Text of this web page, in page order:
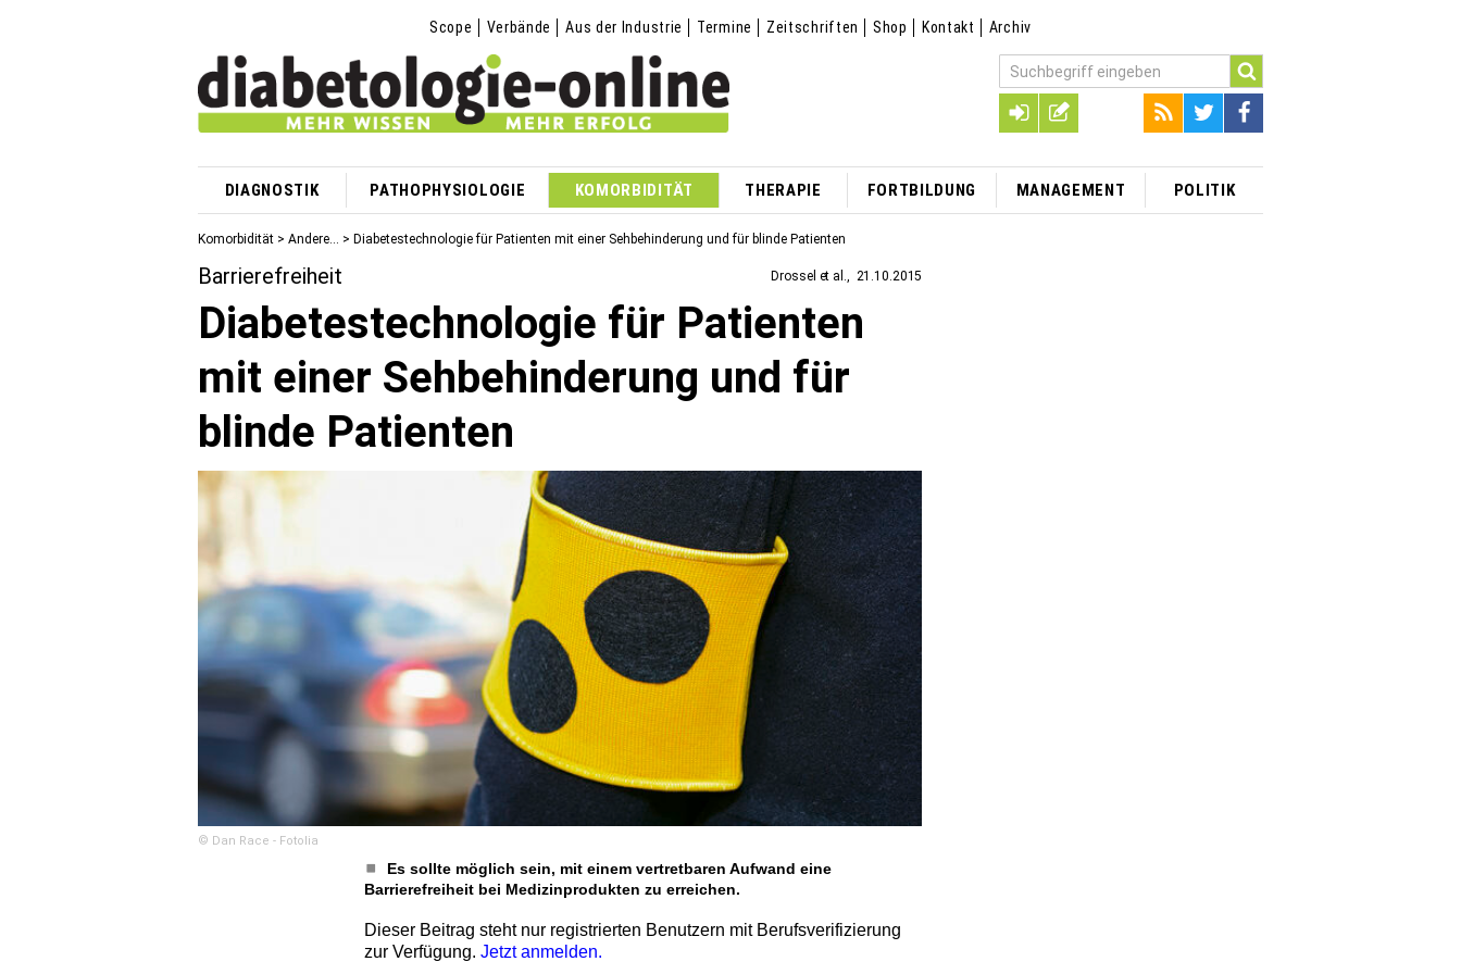
Scope Verbände Aus der Industrie Termine Zeitschriften Shop Kontakt Archiv
DIAGNOSTIK PATHOPHYSIOLOGIE KOMORBIDITÄT THERAPIE FORTBILDUNG MANAGEMENT POLITIK
Komorbidität > Andere... > Diabetestechnologie für Patienten mit einer Sehbehinderung und für blinde Patienten
Barrierefreiheit Drossel et al. 21.10.2015
Diabetestechnologie für Patienten
mit einer Sehbehinderung und für
blinde Patienten
© Dan Race - Fotolia
Es sollte möglich sein, mit einem vertretbaren Aufwand eine
Barrierefreiheit bei Medizinprodukten zu erreichen.
Dieser Beitrag steht nur registrierten Benutzern mit Berufsverifizierung
zur Verfügung.Jetzt anmelden.